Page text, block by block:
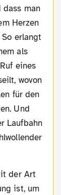
dass man
Herzen
erlangt
als
eines
wovon
für den
Und
Laufbahn
ist, um